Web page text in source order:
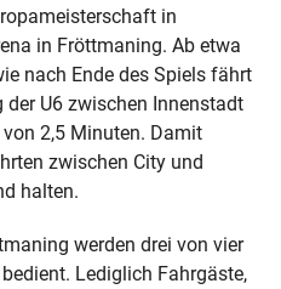
in
in Fröttmaning. Ab etwa
nach Ende des Spiels fährt
U6 zwischen Innenstadt
2,5 Minuten. Damit
zwischen City und
halten.
werden drei von vier
Lediglich Fahrgäste,